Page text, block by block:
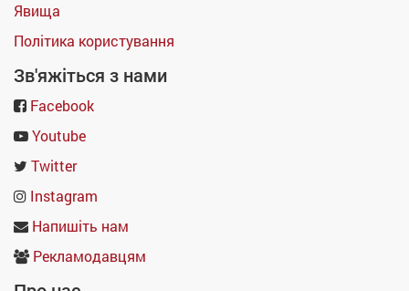
Явища
Політика користування
Зв'яжіться з нами
Facebook
Youtube
Twitter
Instagram
Напишіть нам
Рекламодавцям